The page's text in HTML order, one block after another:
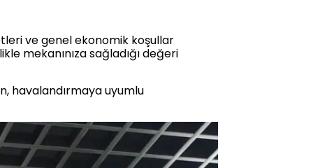
ve genel ekonomik koşullar
mekanınıza sağladığı değeri
havalandırmaya uyumlu